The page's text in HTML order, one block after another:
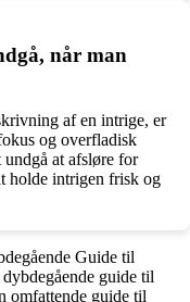
når man
af en intrige, er
og overfladisk
at afsløre for
holde intrigen frisk og
Guide til
guide til
omfattende guide til